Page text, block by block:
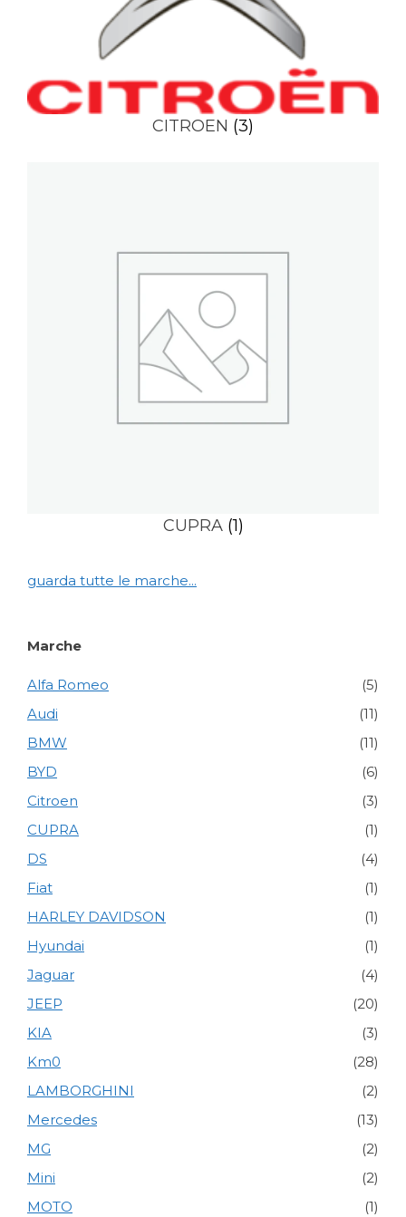
CITROEN (3)
CUPRA (1)
guarda tutte le marche...
Marche
Alfa Romeo
(5)
Audi
(11)
BMW
(11)
BYD
(6)
Citroen
(3)
CUPRA
(1)
DS
(4)
Fiat
(1)
HARLEY DAVIDSON
(1)
Hyundai
(1)
Jaguar
(4)
JEEP
(20)
KIA
(3)
Km0
(28)
LAMBORGHINI
(2)
Mercedes
(13)
MG
(2)
Mini
(2)
MOTO
(1)